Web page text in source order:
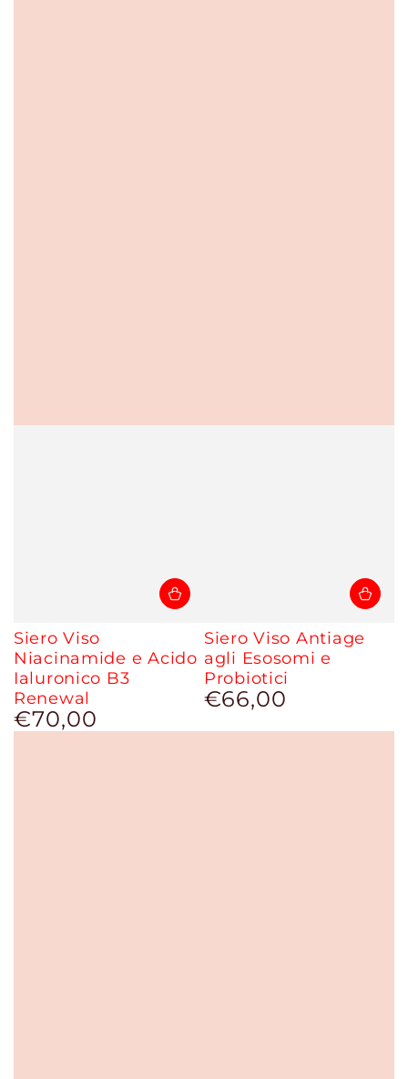
Siero Viso
Niacinamide e Acido
Ialuronico B3
Renewal
Prezzo
regolare
€70,00
Siero Viso Antiage
agli Esosomi e
Probiotici
Prezzo
regolare
€66,00